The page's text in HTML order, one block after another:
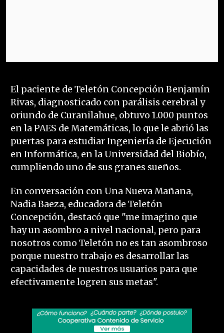
El paciente de Teletón Concepción Benjamín
Rivas, diagnosticado con parálisis cerebral y
oriundo de Curanilahue, obtuvo 1.000 puntos
en la PAES de Matemáticas, lo que le abrió las
puertas para estudiar Ingeniería de Ejecución
en Informática, en la Universidad del Biobío,
cumpliendo uno de sus granes sueños.
En conversación con Una Nueva Mañana,
Nadia Baeza, educadora de Teletón
Concepción, destacó que "me imagino que
hay un asombro a nivel nacional, pero para
nosotros como Teletón no es tan asombroso
porque nuestro trabajo es desarrollar las
capacidades de nuestros usuarios para que
efectivamente logren sus metas".